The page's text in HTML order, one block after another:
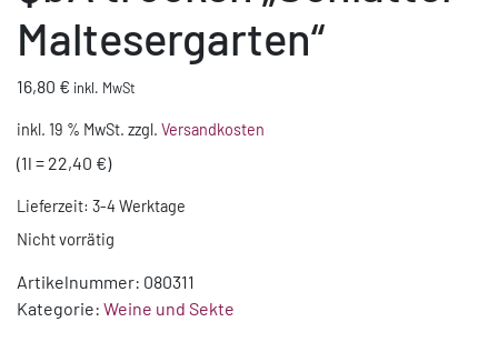
Maltesergarten“
16,80 € inkl. MwSt
inkl. 19 % MwSt. zzgl. Versandkosten
(1l = 22,40 €)
Lieferzeit: 3-4 Werktage
Nicht vorrätig
Artikelnummer: 080311
Kategorie: Weine und Sekte